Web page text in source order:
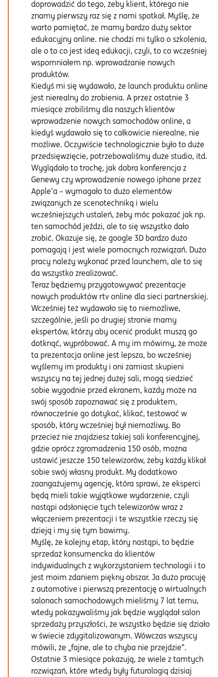
doprowadzić do tego, żeby klient, którego nie
znamy pierwszy raz się z nami spotkał. Myślę, że
warto pamiętać, że mamy bardzo duży sektor
edukacyjny online. nie chodzi mi tylko o szkolenia,
ale o to co jest ideą edukacji, czyli, to co wcześniej
wspomniałem np. wprowadzanie nowych
produktów.
Kiedyś mi się wydawało, że launch produktu online
jest nierealny do zrobienia. A przez ostatnie 3
miesiące zrobiliśmy dla naszych klientów
wprowadzenie nowych samochodów online, a
kiedyś wydawało się to całkowicie nierealne, nie
możliwe. Oczywiście technologicznie było to duże
przedsięwzięcie, potrzebowaliśmy duże studio, itd.
Wyglądało to trochę, jak dobra konferencja z
Genewy czy wprowadzenie nowego iphone przez
Apple’a – wymagało to dużo elementów
związanych ze scenotechniką i wielu
wcześniejszych ustaleń, żeby móc pokazać jak np.
ten samochód jeździ, ale to się wszystko dało
zrobić. Okazuje się, że google 3D bardzo dużo
pomagają i jest wiele pomocnych rozwiązań. Dużo
pracy należy wykonać przed launchem, ale to się
da wszystko zrealizować.
Teraz będziemy przygotowywać prezentacje
nowych produktów rtv online dla sieci partnerskiej.
Wcześniej też wydawało się to niemożliwe,
szczególnie, jeśli po drugiej stronie mamy
ekspertów, którzy aby ocenić produkt muszą go
dotknąć, wypróbować. A my im mówimy, że może
ta prezentacja online jest lepsza, bo wcześniej
wyślemy im produkty i oni zamiast skupieni
wszyscy na tej jednej dużej sali, mogą siedzieć
sobie wygodnie przed ekranem, każdy może na
swój sposób zapoznawać się z produktem,
równocześnie go dotykać, klikać, testować w
sposób, który wcześniej był niemożliwy. Bo
przecież nie znajdziesz takiej sali konferencyjnej,
gdzie oprócz zgromadzenia 150 osób, można
ustawić jeszcze 150 telewizorów, żeby każdy klikał
sobie swój własny produkt. My dodatkowo
zaangażujemy agencję, która sprawi, że eksperci
będą mieli takie wyjątkowe wydarzenie, czyli
nastąpi odsłonięcie tych telewizorów wraz z
włączeniem prezentacji i te wszystkie rzeczy się
dzieją i my się tym bawimy.
Myślę, że kolejny etap, który nastąpi, to będzie
sprzedaż konsumencka do klientów
indywidualnych z wykorzystaniem technologii i to
jest moim zdaniem piękny obszar. Ja dużo pracuję
z automotive i pierwszą prezentację o wirtualnych
salonach samochodowych mieliśmy 7 lat temu,
wtedy pokazywaliśmy jak będzie wyglądał salon
sprzedaży przyszłości, że wszystko będzie się działo
w świecie zdygitalizowanym. Wówczas wszyscy
mówili, że „fajne, ale to chyba nie przejdzie”.
Ostatnie 3 miesiące pokazują, że wiele z tamtych
rozwiązań, które wtedy były futurologią dzisiaj